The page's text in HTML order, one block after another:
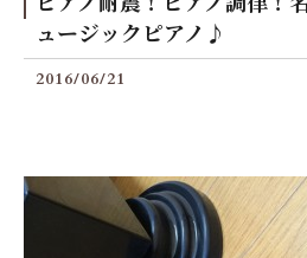
ュージックピアノ♪
2016/06/21